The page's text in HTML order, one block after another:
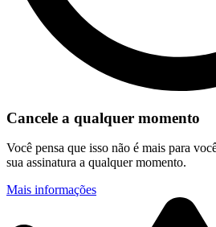
Cancele a qualquer momento
Você pensa que isso não é mais para
sua assinatura a qualquer momento.
Mais informações